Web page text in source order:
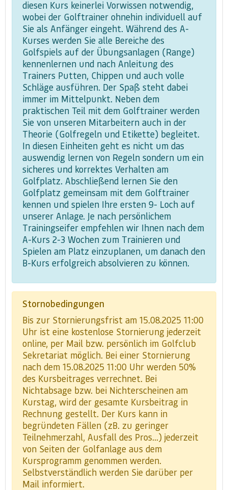
diesen Kurs keinerlei Vorwissen notwendig,
wobei der Golftrainer ohnehin individuell auf
Sie als Anfänger eingeht. Während des A-
Kurses werden Sie alle Bereiche des
Golfspiels auf der Übungsanlagen (Range)
kennenlernen und nach Anleitung des
Trainers Putten, Chippen und auch volle
Schläge ausführen. Der Spaß steht dabei
immer im Mittelpunkt. Neben dem
praktischen Teil mit dem Golftrainer werden
Sie von unseren Mitarbeitern auch in der
Theorie (Golfregeln und Etikette) begleitet.
In diesen Einheiten geht es nicht um das
auswendig lernen von Regeln sondern um ein
sicheres und korrektes Verhalten am
Golfplatz. Abschließend lernen Sie den
Golfplatz gemeinsam mit dem Golftrainer
kennen und spielen Ihre ersten 9- Loch auf
unserer Anlage. Je nach persönlichem
Trainingseifer empfehlen wir Ihnen nach dem
A-Kurs 2-3 Wochen zum Trainieren und
Spielen am Platz einzuplanen, um danach den
B-Kurs erfolgreich absolvieren zu können.
Stornobedingungen
Bis zur Stornierungsfrist am 15.08.2025 11:00
Uhr ist eine kostenlose Stornierung jederzeit
online, per Mail bzw. persönlich im Golfclub
Sekretariat möglich. Bei einer Stornierung
nach dem 15.08.2025 11:00 Uhr werden 50%
des Kursbeitrages verrechnet. Bei
Nichtabsage bzw. bei Nichterscheinen am
Kurstag, wird der gesamte Kursbeitrag in
Rechnung gestellt. Der Kurs kann in
begründeten Fällen (zB. zu geringer
Teilnehmerzahl, Ausfall des Pros...) jederzeit
von Seiten der Golfanlage aus dem
Kursprogramm genommen werden.
Selbstverständlich werden Sie darüber per
Mail informiert.